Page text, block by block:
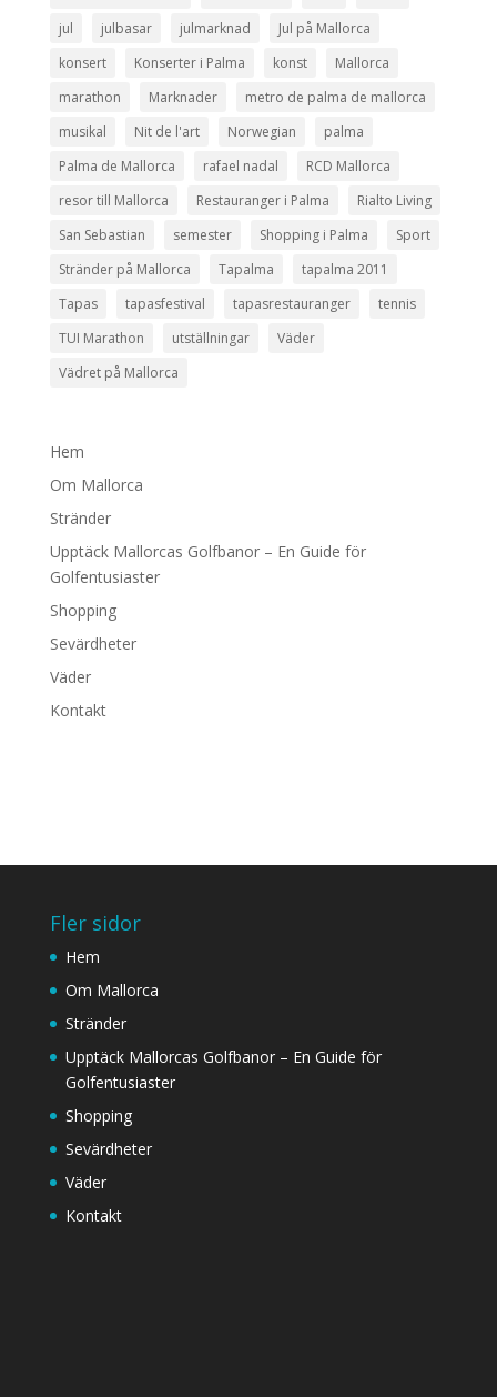
jul
julbasar julmarknad
Jul på Mallorca
konsert
Konserter i Palma konst
Mallorca
marathon
Marknader
metro de palma de mallorca
musikal
Nit de l'art Norwegian
palma
Palma de Mallorca
rafael nadal
RCD Mallorca
resor till Mallorca
Restauranger i Palma
Rialto Living
San Sebastian
semester Shopping i Palma
Sport
Stränder på Mallorca
Tapalma
tapalma 2011
Tapas
tapasfestival tapasrestauranger
tennis
TUI Marathon
utställningar
Väder
Vädret på Mallorca
Hem
Om Mallorca
Stränder
Upptäck Mallorcas Golfbanor – En Guide för
Golfentusiaster
Shopping
Sevärdheter
Väder
Kontakt
Fler sidor
Hem
Om Mallorca
Stränder
Upptäck Mallorcas Golfbanor – En Guide för
Golfentusiaster
Shopping
Sevärdheter
Väder
Kontakt